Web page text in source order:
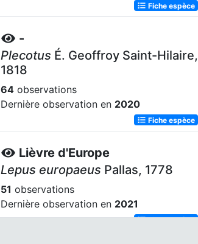
Fiche espèce
-
Plecotus É. Geoffroy Saint-Hilaire,
1818
64 observations
Dernière observation en 2020
Fiche espèce
Lièvre d'Europe
Lepus europaeus Pallas, 1778
51 observations
Dernière observation en 2021
Fiche espèce